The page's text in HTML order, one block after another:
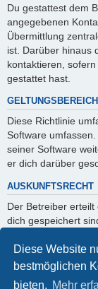
Diese Website
bestmöglichen
bieten. Mehr
Du gestattest dem
angegebenen
Übermittlung
ist. Darüber hinaus
kontaktieren,
gestattet hast.
Diese Richtlinie
Software
seiner Software
er dich darüber
AUSKUNFTSRECHT
Der Betreiber
dich gespeichert
Du kannst
verlangen.